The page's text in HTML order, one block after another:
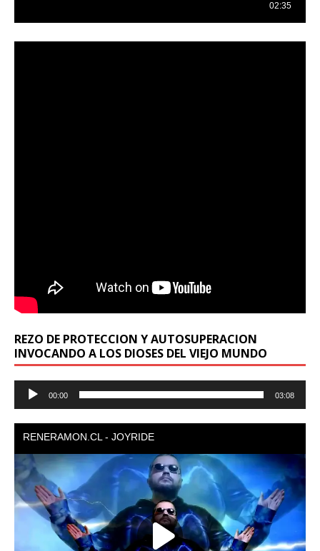
REZO DE PROTECCION Y AUTOSUPERACION
INVOCANDO A LOS DIOSES DEL VIEJO MUNDO
Reproductor
00:00 03:08